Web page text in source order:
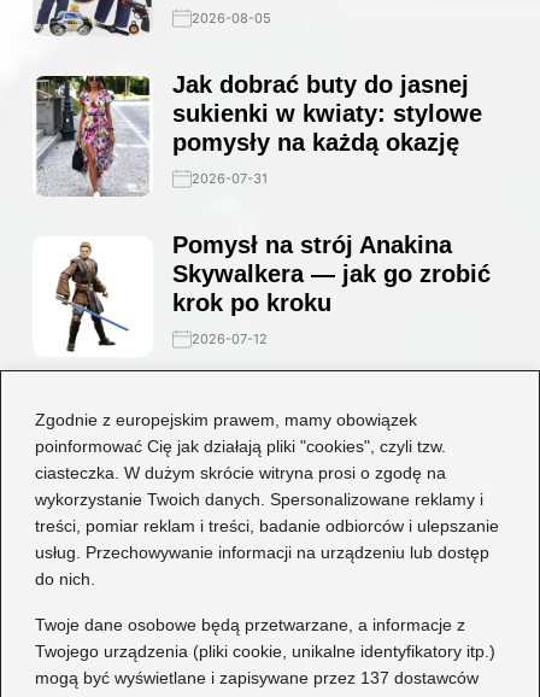
Zgodnie z europejskim prawem, mamy obowiązek
poinformować Cię jak działają pliki "cookies", czyli tzw.
ciasteczka. W dużym skrócie witryna prosi o zgodę na
wykorzystanie Twoich danych. Spersonalizowane reklamy i
treści, pomiar reklam i treści, badanie odbiorców i ulepszanie
usług. Przechowywanie informacji na urządzeniu lub dostęp
do nich.
Twoje dane osobowe będą przetwarzane, a informacje z
Twojego urządzenia (pliki cookie, unikalne identyfikatory itp.)
mogą być wyświetlane i zapisywane przez 137 dostawców
2026-08-05
Jak dobrać buty do jasnej
sukienki w kwiaty: stylowe
pomysły na każdą okazję
2026-07-31
Pomysł na strój Anakina
Skywalkera — jak go zrobić
krok po kroku
2026-07-12
buty będą idealne do czarnej
koronkowej sukienki?
2026-06-29
Kategorie
Dziecko(17)
Moda(72)
Obuwie(78)